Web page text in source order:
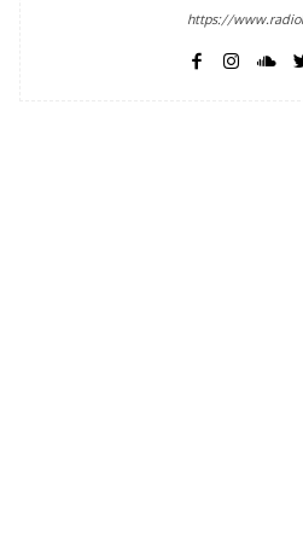
https://